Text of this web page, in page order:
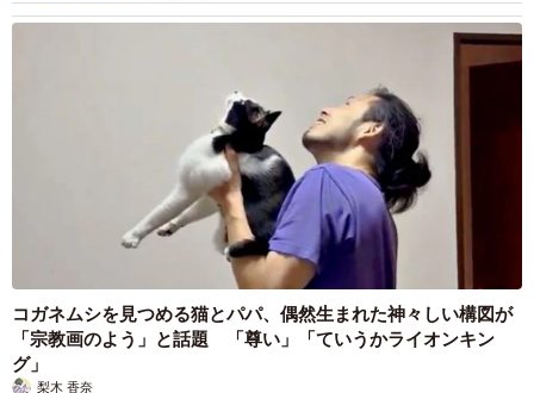
【物価高が直撃】お盆帰省「予定なし」が約半
数 新幹線・高速バスの「使い分け」が鮮明に
まいどなニュース情報部
2026.08.06